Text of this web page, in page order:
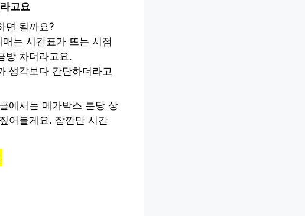
고요
면 될까요?
는 시간표가 뜨는 시점
방 차더라고요.
생각보다 간단하더라고
에서는 메가박스 분당 상
어볼게요. 잠깐만 시간